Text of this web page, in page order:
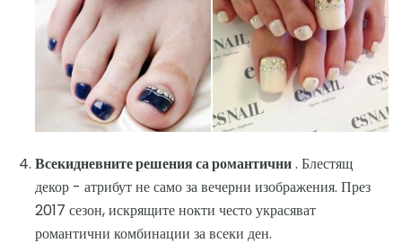
Всекидневните решения са романтични. Блестящ
декор - атрибут не само за вечерни изображения. През
2017 сезон, искрящите нокти често украсяват
романтични комбинации за всеки ден.